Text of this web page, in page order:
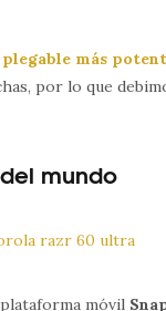
más
por lo que
mundo
móvil